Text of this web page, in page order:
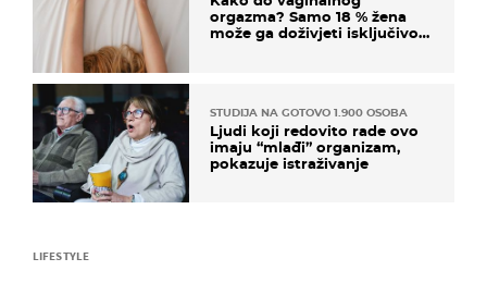
orgazma? Samo 18 % žena
može ga doživjeti isključivo
STUDIJA NA GOTOVO 1.900 OSOBA
Ljudi koji redovito rade ovo
imaju “mlađi” organizam,
pokazuje istraživanje
LIFESTYLE